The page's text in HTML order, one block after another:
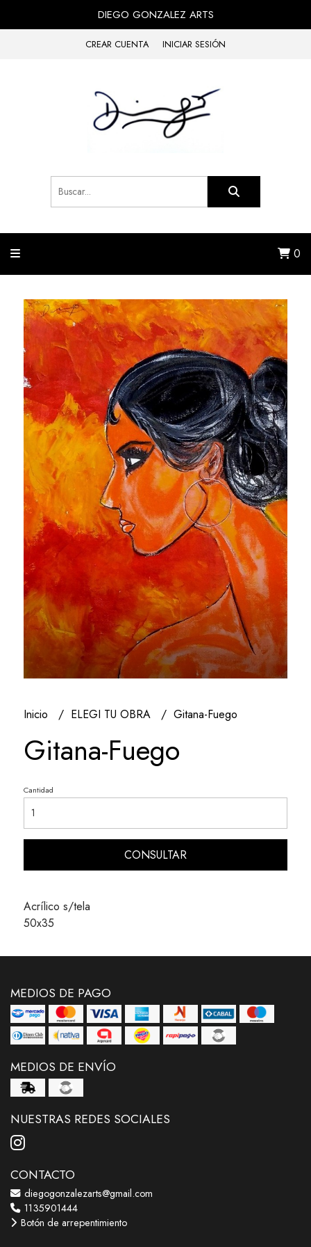
DIEGO GONZALEZ ARTS
CREAR CUENTA INICIAR SESIÓN
0
Inicio ELEGI TU OBRA Gitana-Fuego
Gitana-Fuego
Cantidad
CONSULTAR
Acrílico s/tela
50x35
MEDIOS DE PAGO
MEDIOS DE ENVÍO
NUESTRAS REDES SOCIALES
CONTACTO
diegogonzalezarts@gmail.com
1135901444
Botón de arrepentimiento